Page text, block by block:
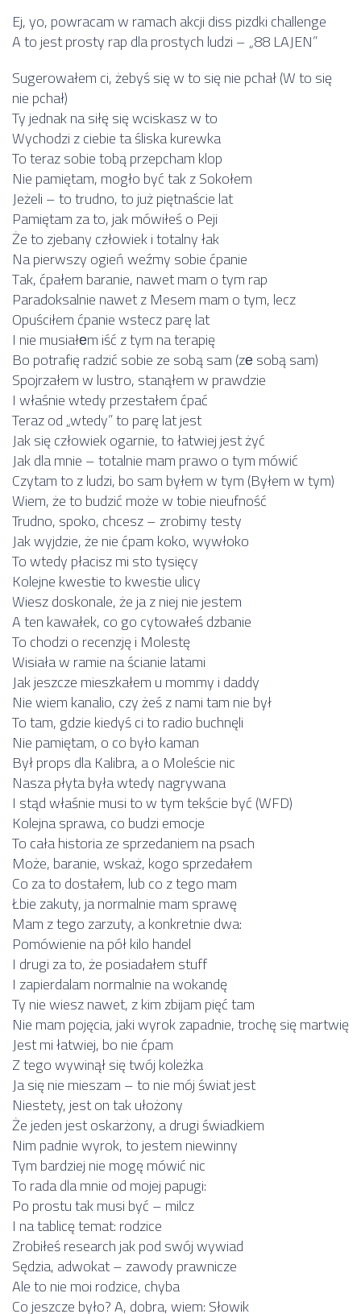
Ej, yo, powracam w ramach akcji diss pizdki challenge
A to jest prosty rap dla prostych ludzi – „88 LAJEN”
Sugerowałem ci, żebyś się w to się nie pchał (W to się
nie pchał)
Ty jednak na siłę się wciskasz w to
Wychodzi z ciebie ta śliska kurewka
To teraz sobie tobą przepcham klop
Nie pamiętam, mogło być tak z Sokołem
Jeżeli – to trudno, to już piętnaście lat
Pamiętam za to, jak mówiłeś o Peji
Że to zjebany człowiek i totalny łak
Na pierwszy ogień weźmy sobie ćpanie
Tak, ćpałem baranie, nawet mam o tym rap
Paradoksalnie nawet z Mesem mam o tym, lecz
Opuściłem ćpanie wstecz parę lat
I nie musiałеm iść z tym na terapię
Bo potrafię radzić sobie ze sobą sam (zе sobą sam)
Spojrzałem w lustro, stanąłem w prawdzie
I właśnie wtedy przestałem ćpać
Teraz od „wtedy” to parę lat jest
Jak się człowiek ogarnie, to łatwiej jest żyć
Jak dla mnie – totalnie mam prawo o tym mówić
Czytam to z ludzi, bo sam byłem w tym (Byłem w tym)
Wiem, że to budzić może w tobie nieufność
Trudno, spoko, chcesz – zrobimy testy
Jak wyjdzie, że nie ćpam koko, wywłoko
To wtedy płacisz mi sto tysięcy
Kolejne kwestie to kwestie ulicy
Wiesz doskonale, że ja z niej nie jestem
A ten kawałek, co go cytowałeś dzbanie
To chodzi o recenzję i Molestę
Wisiała w ramie na ścianie latami
Jak jeszcze mieszkałem u mommy i daddy
Nie wiem kanalio, czy żeś z nami tam nie był
To tam, gdzie kiedyś ci to radio buchnęli
Nie pamiętam, o co było kaman
Był props dla Kalibra, a o Moleście nic
Nasza płyta była wtedy nagrywana
I stąd właśnie musi to w tym tekście być (WFD)
Kolejna sprawa, co budzi emocje
To cała historia ze sprzedaniem na psach
Może, baranie, wskaż, kogo sprzedałem
Co za to dostałem, lub co z tego mam
Łbie zakuty, ja normalnie mam sprawę
Mam z tego zarzuty, a konkretnie dwa:
Pomówienie na pół kilo handel
I drugi za to, że posiadałem stuff
I zapierdalam normalnie na wokandę
Ty nie wiesz nawet, z kim zbijam pięć tam
Nie mam pojęcia, jaki wyrok zapadnie, trochę się martwię
Jest mi łatwiej, bo nie ćpam
Z tego wywinął się twój koleżka
Ja się nie mieszam – to nie mój świat jest
Niestety, jest on tak ułożony
Że jeden jest oskarżony, a drugi świadkiem
Nim padnie wyrok, to jestem niewinny
Tym bardziej nie mogę mówić nic
To rada dla mnie od mojej papugi:
Po prostu tak musi być – milcz
I na tablicę temat: rodzice
Zrobiłeś research jak pod swój wywiad
Sędzia, adwokat – zawody prawnicze
Ale to nie moi rodzice, chyba
Co jeszcze było? A, dobra, wiem: Słowik